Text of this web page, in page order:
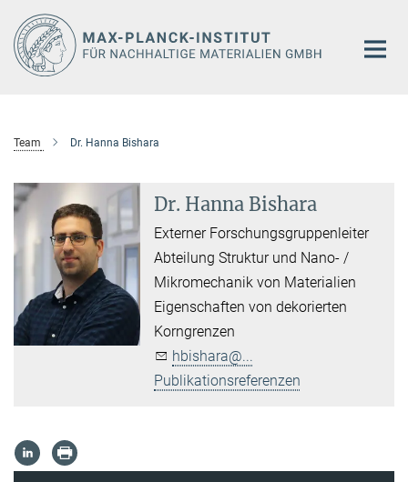
Hauptinhalt
Team Dr. Hanna Bishara
Dr. Hanna Bishara
Externer Forschungsgruppenleiter
Abteilung Struktur und Nano- /
Mikromechanik von Materialien
Eigenschaften von dekorierten
Korngrenzen
hbishara@...
Publikationsreferenzen